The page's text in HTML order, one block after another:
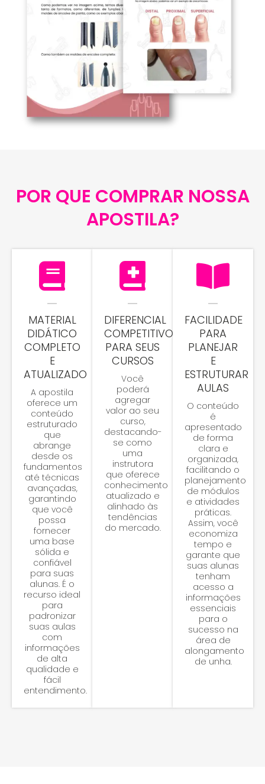
POR QUE COMPRAR NOSSA
APOSTILA?
MATERIAL
DIDÁTICO
COMPLETO
E
ATUALIZADO
A apostila
oferece um
conteúdo
estruturado
que
abrange
desde os
fundamentos
até técnicas
avançadas,
garantindo
que você
possa
fornecer
uma base
sólida e
confiável
para suas
alunas. É o
recurso ideal
para
padronizar
suas aulas
com
informações
de alta
qualidade e
fácil
entendimento.
DIFERENCIAL
COMPETITIVO
PARA SEUS
CURSOS
Você
poderá
agregar
valor ao seu
curso,
destacando-
se como
uma
instrutora
que oferece
conhecimento
atualizado e
alinhado às
tendências
do mercado.
FACILIDADE
PARA
PLANEJAR
E
ESTRUTURAR
AULAS
O conteúdo
é
apresentado
de forma
clara e
organizada,
facilitando o
planejamento
de módulos
e atividades
práticas.
Assim, você
economiza
tempo e
garante que
suas alunas
tenham
acesso a
informações
essenciais
para o
sucesso na
área de
alongamento
de unha.